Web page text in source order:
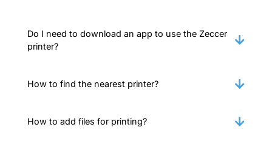
Do I need to download an app to use the Zeccer
printer?
How to find the nearest printer?
How to add files for printing?